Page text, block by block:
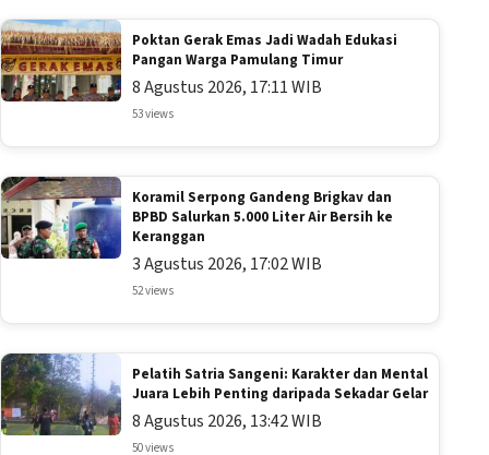
Poktan Gerak Emas Jadi Wadah Edukasi
Pangan Warga Pamulang Timur
8 Agustus 2026, 17:11 WIB
53 views
Koramil Serpong Gandeng Brigkav dan
BPBD Salurkan 5.000 Liter Air Bersih ke
Keranggan
3 Agustus 2026, 17:02 WIB
52 views
Pelatih Satria Sangeni: Karakter dan Mental
Juara Lebih Penting daripada Sekadar Gelar
8 Agustus 2026, 13:42 WIB
50 views